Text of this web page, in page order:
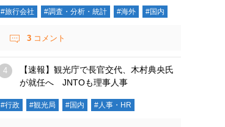
#旅行会社 #調査・分析・統計 #海外 #国内
3 コメント
【速報】観光庁で長官交代、木村典央氏
が就任へ JNTOも理事人事
#行政 #観光局 #国内 #人事・HR